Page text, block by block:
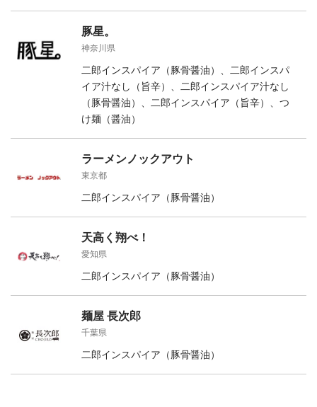
豚星。
神奈川県
二郎インスパイア（豚骨醤油）、二郎インスパ
イア汁なし（旨辛）、二郎インスパイア汁なし
（豚骨醤油）、二郎インスパイア（旨辛）、つ
け麺（醤油）
ラーメンノックアウト
東京都
二郎インスパイア（豚骨醤油）
天高く翔べ！
愛知県
二郎インスパイア（豚骨醤油）
麺屋 長次郎
千葉県
二郎インスパイア（豚骨醤油）